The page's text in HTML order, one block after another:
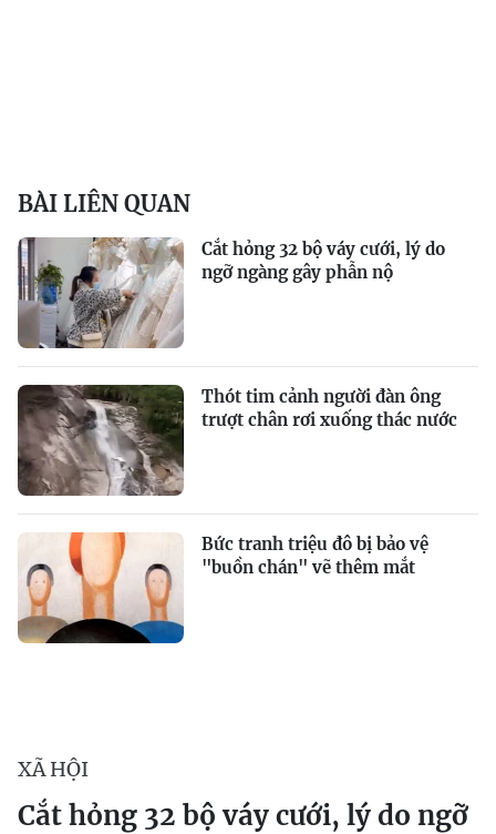
BÀI LIÊN QUAN
Cắt hỏng 32 bộ váy cưới, lý do
ngỡ ngàng gây phẫn nộ
Thót tim cảnh người đàn ông
trượt chân rơi xuống thác nước
Bức tranh triệu đô bị bảo vệ
"buồn chán" vẽ thêm mắt
XÃ HỘI
Cắt hỏng 32 bộ váy cưới, lý do ngỡ